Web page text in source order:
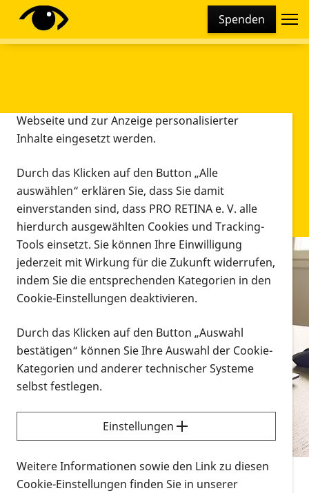
Spenden
Infomaterial
Infomaterial
Vorlesen
Alle Infomaterialien in verschiedenen
Formaten an einem Ort
Sie möchten wissen, wie Sie nach Infonmaterial
suchen und dieses bestellen bzw. herunterladen
können? Schauen Sie sich dieErklärvideos zum
Thema Infomaterial auf der PRO RETINA-Website
für blinde und sehbehinderte Menschen an.
Diese Webseite setzt verschiedene Cookies und
Tracking-Tools ein. Dies beinhaltet Cookies und
Webseite und zur Anzeige personalisierter
Inhalte eingesetzt werden.
Durch das Klicken auf den Button „Alle
auswählen“ erklären Sie, dass Sie damit
einverstanden sind, dass PRO RETINA e. V. alle
hierdurch ausgewählten Cookies und Tracking-
Tools einsetzt. Sie können Ihre Einwilligung
jederzeit mit Wirkung für die Zukunft widerrufen,
indem Sie die entsprechenden Kategorien in den
Cookie-Einstellungen deaktivieren.
Durch das Klicken auf den Button „Auswahl
bestätigen“ können Sie Ihre Auswahl der Cookie-
Kategorien und anderer technischer Systeme
selbst festlegen.
Einstellungen
Weitere Informationen sowie den Link zu diesen
Cookie-Einstellungen finden Sie in unserer